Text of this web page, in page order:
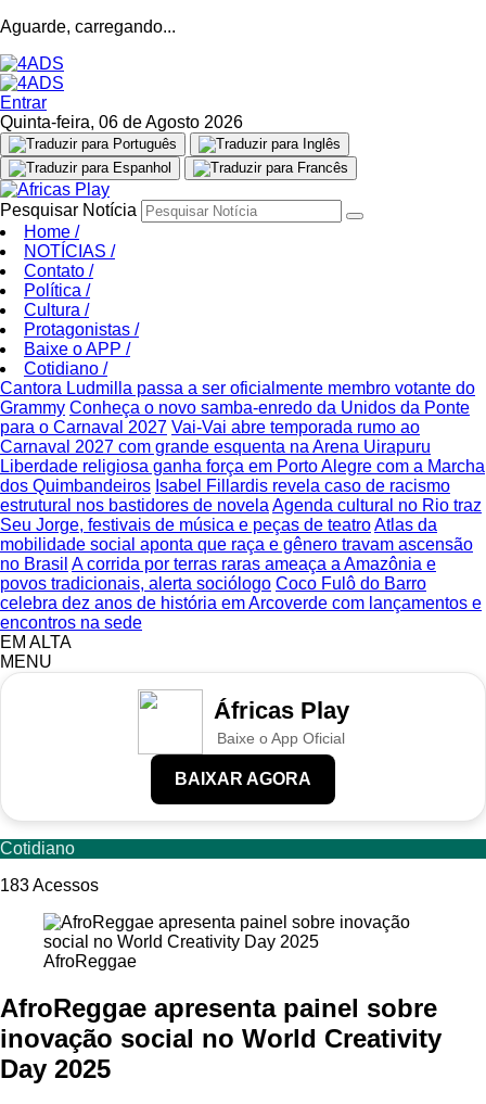
Aguarde, carregando...
Entrar
Quinta-feira, 06 de Agosto 2026
Pesquisar Notícia
Home /
NOTÍCIAS /
Contato /
Política /
Cultura /
Protagonistas /
Baixe o APP /
Cotidiano /
Cantora Ludmilla passa a ser oficialmente membro votante do
Grammy Conheça o novo samba-enredo da Unidos da Ponte
para o Carnaval 2027 Vai-Vai abre temporada rumo ao
Carnaval 2027 com grande esquenta na Arena Uirapuru
Liberdade religiosa ganha força em Porto Alegre com a Marcha
dos Quimbandeiros Isabel Fillardis revela caso de racismo
estrutural nos bastidores de novela Agenda cultural no Rio traz
Seu Jorge, festivais de música e peças de teatroAtlas da
mobilidade social aponta que raça e gênero travam ascensão
no Brasil A corrida por terras raras ameaça a Amazônia e
povos tradicionais, alerta sociólogo Coco Fulô do Barro
celebra dez anos de história em Arcoverde com lançamentos e
encontros na sede
EM ALTA
MENU
Áfricas Play
Baixe o App Oficial
BAIXAR AGORA
Cotidiano
183Acessos
AfroReggae
AfroReggae apresenta painel sobre
inovação social no World Creativity
Day 2025